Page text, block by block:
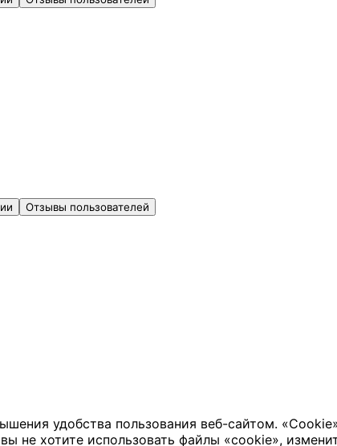
Отзывы пользователей
удобства пользования веб-сайтом.
хотите использовать файлы «cookie»,